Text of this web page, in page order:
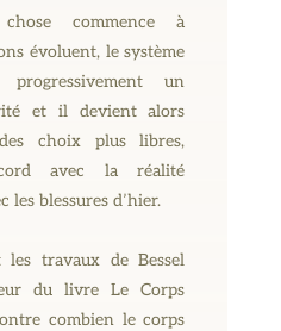
commence à
évoluent, le système
un
et il devient alors
choix plus libres,
avec la réalité
les blessures d’hier.
travaux de Bessel
du livre Le Corps
combien le corps